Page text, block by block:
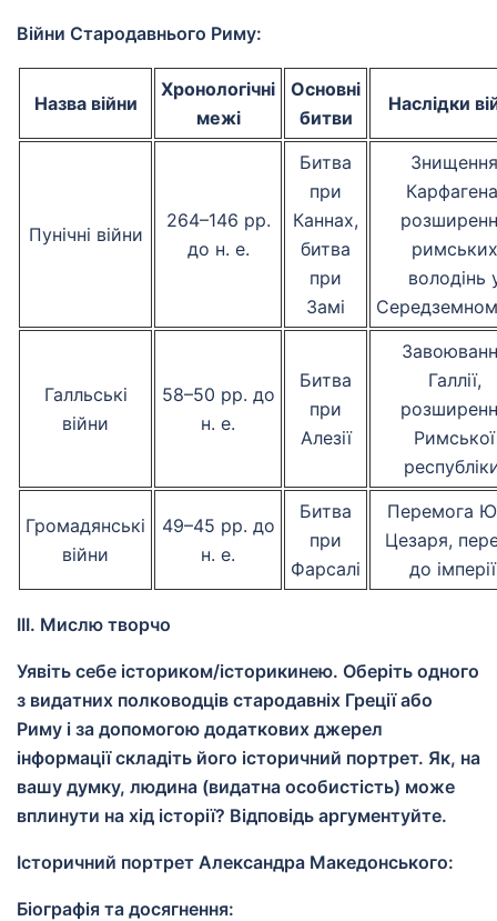
Війни Стародавнього Риму:
Назва війни
Хронологічні
межі
Основні
битви
Наслідки
Пунічні війни
264–146 рр.
до н. е.
Битва
при
Каннах,
битва
при
Замі
Знищення
римських
володінь
Галльські
війни
58–50 рр. до
н. е.
Битва
при
Алезії
Галлії,
Римської
Громадянські
війни
49–45 рр. до
н. е.
Битва
при
Фарсалі
Перемога
Цезаря,
до
III. Мислю творчо
Уявіть себе істориком/історикинею. Оберіть одного
з видатних полководців стародавніх Греції або
Риму і за допомогою додаткових джерел
інформації складіть його історичний портрет. Як, на
вашу думку, людина (видатна особистість) може
вплинути на хід історії? Відповідь аргументуйте.
Історичний портрет Александра Македонського:
Біографія та досягнення: